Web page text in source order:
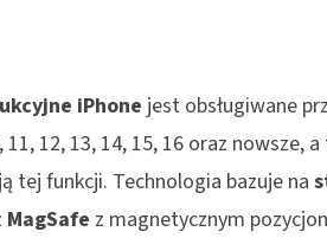
iPhone jest obsługiwane
11, 12, 13, 14, 15, 16 oraz nowsze,
tej funkcji. Technologia bazuje na
MagSafe z magnetycznym